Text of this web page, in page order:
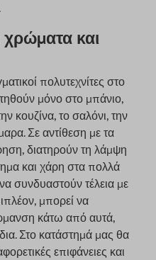
και
πολυτεχνίτες στο
μόνο στο μπάνιο,
κουζίνα, το σαλόνι, την
Σε αντίθεση με τα
διατηρούν τη λάμψη
και χάρη στα πολλά
συνδυαστούν τέλεια με
μπορεί να
κάτω από αυτά,
Στο κατάστημά μας θα
επιφάνειες και